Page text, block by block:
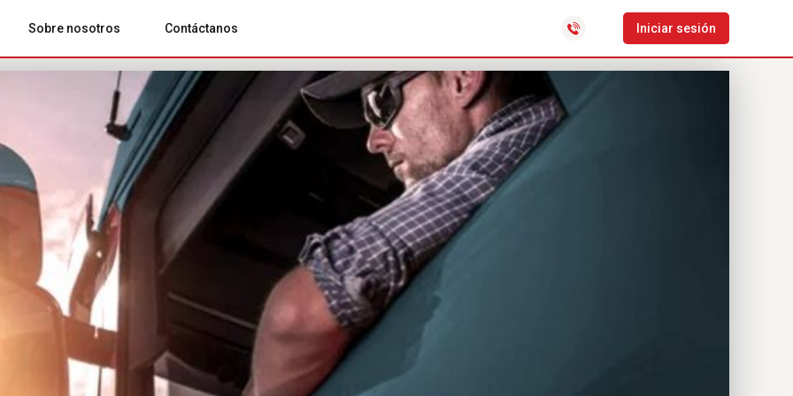
Rastreo, control y gestión de flotas y rutas
Software de gestión de
distribución y última milla
Sobre nosotros
Blog comsatelital Preguntas frecuentes Bolsa de empleo
Contáctanos Iniciar sesión
CLocator